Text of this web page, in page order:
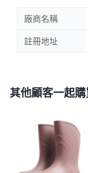
廠商名稱
註冊地址
其他顧客一起